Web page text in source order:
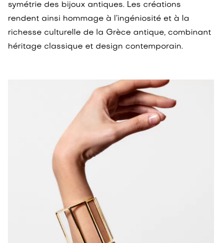
symétrie des bijoux antiques. Les créations
rendent ainsi hommage à l’ingéniosité et à la
richesse culturelle de la Grèce antique, combinant
héritage classique et design contemporain.